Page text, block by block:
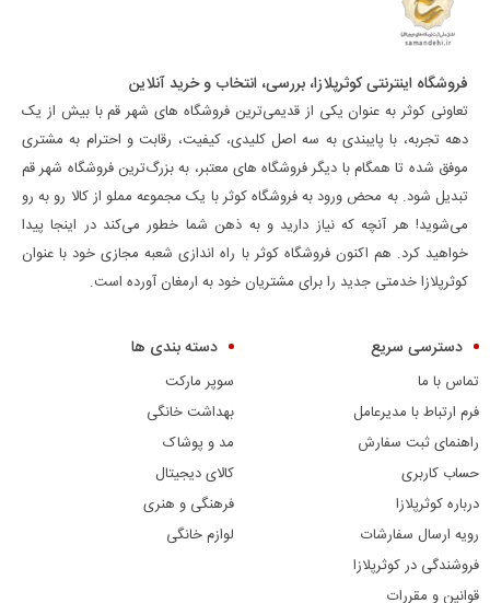
فروشگاه اینترنتی کوثرپلازا، بررسی، انتخاب و خرید آنلاین
تعاونی کوثر به عنوان یکی از قدیمی‌ترین فروشگاه های شهر قم با بیش از یک
دهه تجربه، با پایبندی به سه اصل کلیدی، کیفیت، رقابت و احترام به مشتری
موفق شده تا همگام با دیگر فروشگاه های معتبر، به بزرگ‌ترین فروشگاه شهر قم
تبدیل شود. به محض ورود به فروشگاه کوثر با یک مجموعه مملو از کالا رو به رو
می‌شوید! هر آنچه که نیاز دارید و به ذهن شما خطور می‌کند در اینجا پیدا
خواهید کرد. هم اکنون فروشگاه کوثر با راه اندازی شعبه مجازی خود با عنوان
کوثرپلازا خدمتی جدید را برای مشتریان خود به ارمغان آورده است.
دسترسی سریع
تماس با ما
فرم ارتباط با مدیرعامل
راهنمای ثبت سفارش
حساب کاربری
درباره کوثرپلازا
رویه ارسال سفارشات
فروشندگی در کوثرپلازا
قوانین و مقررات
دسته بندی ها
سوپر مارکت
بهداشت خانگی
مد و پوشاک
کالای دیجیتال
فرهنگی و هنری
لوازم خانگی